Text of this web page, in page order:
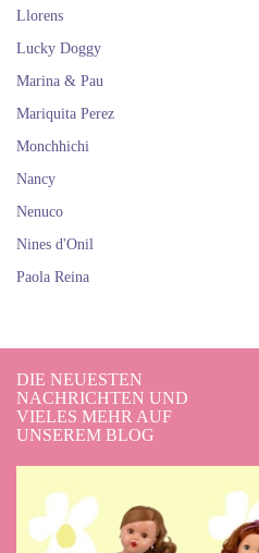
Llorens
Lucky Doggy
Marina & Pau
Mariquita Perez
Monchhichi
Nancy
Nenuco
Nines d'Onil
Paola Reina
DIE NEUESTEN
NACHRICHTEN UND
VIELES MEHR AUF
UNSEREM BLOG